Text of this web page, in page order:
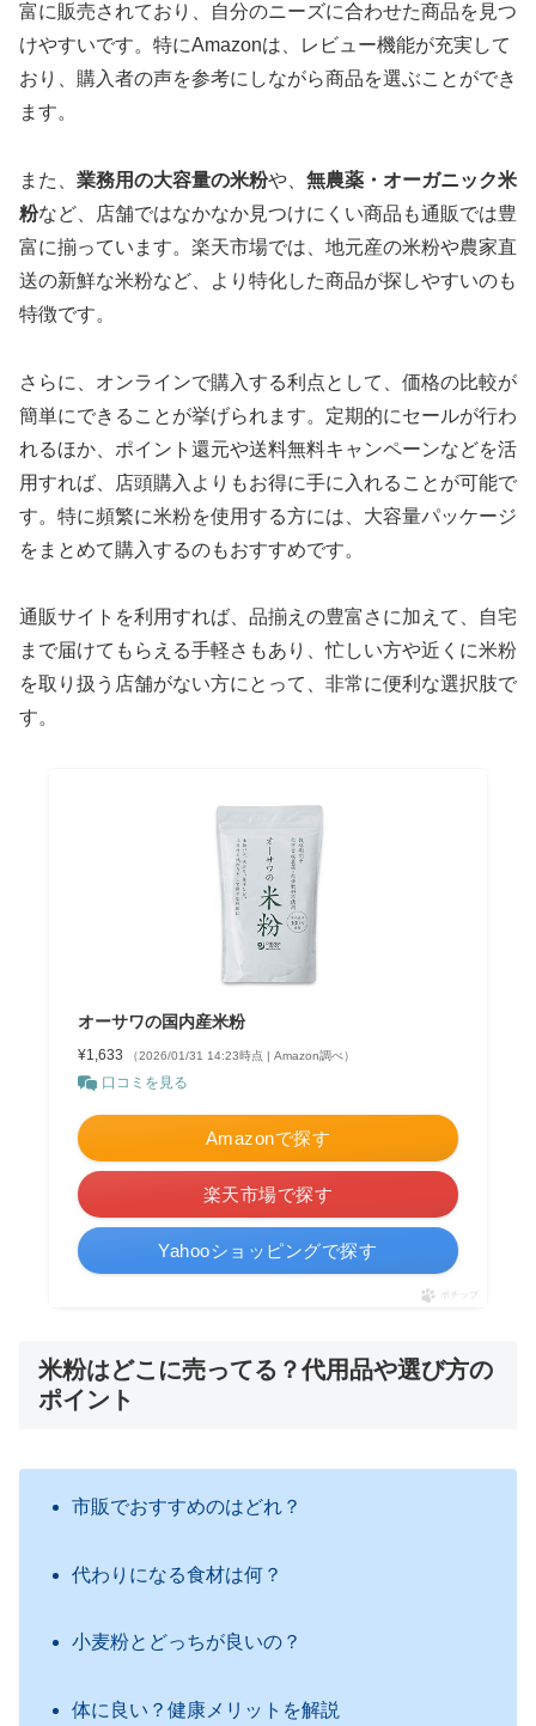
富に販売されており、自分のニーズに合わせた商品を見つ
けやすいです。特にAmazonは、レビュー機能が充実して
おり、購入者の声を参考にしながら商品を選ぶことができ
ます。
また、 業務用の大容量の米粉や、 無農薬・オーガニック米
粉など、店舗ではなかなか見つけにくい商品も通販では豊
富に揃っています。楽天市場では、地元産の米粉や農家直
送の新鮮な米粉など、より特化した商品が探しやすいのも
特徴です。
さらに、オンラインで購入する利点として、価格の比較が
簡単にできることが挙げられます。定期的にセールが行わ
れるほか、ポイント還元や送料無料キャンペーンなどを活
用すれば、店頭購入よりもお得に手に入れることが可能で
す。特に頻繁に米粉を使用する方には、大容量パッケージ
をまとめて購入するのもおすすめです。
通販サイトを利用すれば、品揃えの豊富さに加えて、自宅
まで届けてもらえる手軽さもあり、忙しい方や近くに米粉
を取り扱う店舗がない方にとって、非常に便利な選択肢で
す。
オーサワの国内産米粉
¥1,633 （2026/01/31 14:23時点 | Amazon調べ）
口コミを見る
Amazonで探す
楽天市場で探す
Yahooショッピングで探す
ポチップ
米粉はどこに売ってる？代用品や選び方の
ポイント
市販でおすすめのはどれ？
代わりになる食材は何？
小麦粉とどっちが良いの？
体に良い？健康メリットを解説